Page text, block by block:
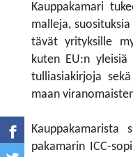
Kauppakamari
malleja,
tävät yrityksille
kuten EU:n yleisiä
tulliasiakirjoja
maan
Kauppakamarista
pakamarin ICC-